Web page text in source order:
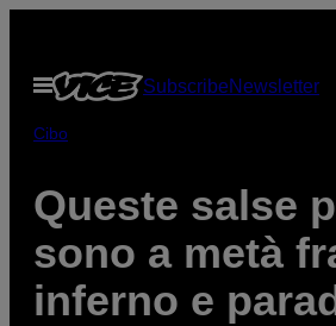
contenuto
Apri
SubscribeNewsletter
Cibo
Queste salse
sono a metà
inferno e